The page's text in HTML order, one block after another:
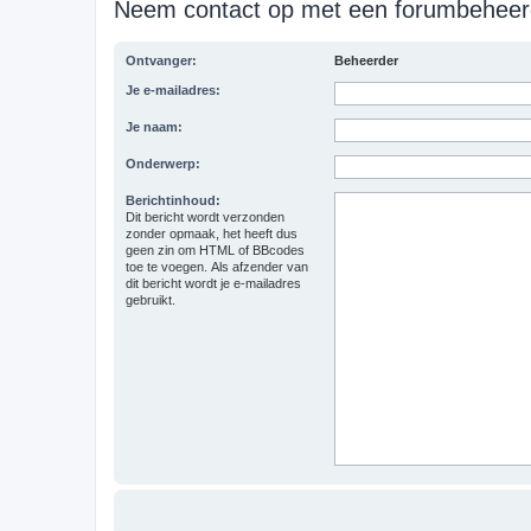
Neem contact op met een
Ontvanger: Beheerder
Je e-mailadres:
Je naam:
Onderwerp:
Berichtinhoud:
Dit bericht wordt verzonden
zonder opmaak, het heeft dus
geen zin om HTML of BBcodes
toe te voegen. Als afzender van
dit bericht wordt je e-mailadres
gebruikt.